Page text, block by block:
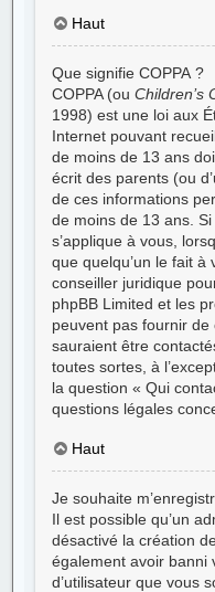
Haut
Que signifie COPPA ?
COPPA (ouChildren’s
1998) est une loi aux
Internet pouvant
de moins de 13 ans
écrit des parents (ou
de ces informations
de moins de 13 ans.
s’applique à vous,
que quelqu’un le fait à
conseiller juridique
phpBB Limited et les
peuvent pas fournir
sauraient être
toutes sortes, à
la question « Qui
questions légales
Haut
Je souhaite
Il est possible qu’un
désactivé la création
également avoir banni
d’utilisateur que vous